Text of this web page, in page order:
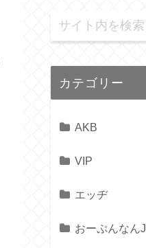
カテゴリー
AKB
VIP
エッヂ
おーぷんなんJ